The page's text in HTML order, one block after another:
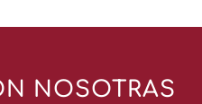
NOSOTRAS